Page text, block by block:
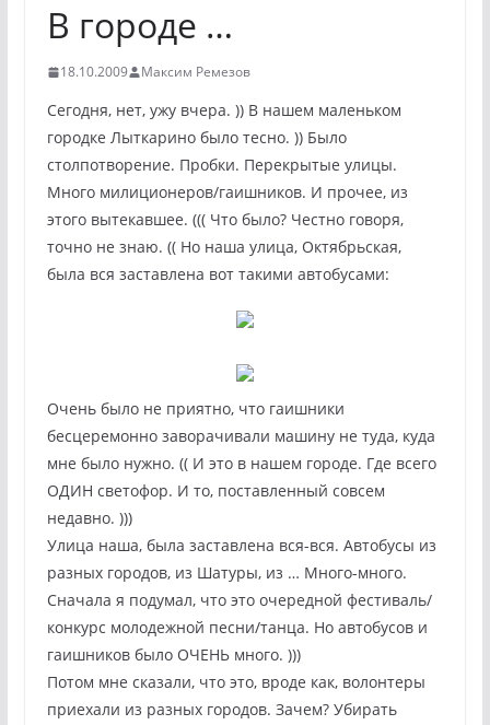
В городе …
18.10.2009 Максим Ремезов
Сегодня, нет, ужу вчера. )) В нашем маленьком
городке Лыткарино было тесно. )) Было
столпотворение. Пробки. Перекрытые улицы.
Много милиционеров/гаишников. И прочее, из
этого вытекавшее. ((( Что было? Честно говоря,
точно не знаю. (( Но наша улица, Октябрьская,
была вся заставлена вот такими автобусами:
Очень было не приятно, что гаишники
бесцеремонно заворачивали машину не туда, куда
мне было нужно. (( И это в нашем городе. Где всего
ОДИН светофор. И то, поставленный совсем
недавно. )))
Улица наша, была заставлена вся-вся. Автобусы из
разных городов, из Шатуры, из … Много-много.
Сначала я подумал, что это очередной фестиваль/
конкурс молодежной песни/танца. Но автобусов и
гаишников было ОЧЕНЬ много. )))
Потом мне сказали, что это, вроде как, волонтеры
приехали из разных городов. Зачем? Убирать